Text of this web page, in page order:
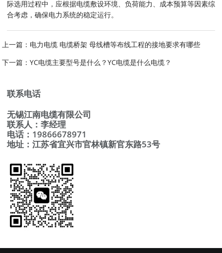
际选用过程中，应根据电缆敷设环境、负荷能力、成本预算等因素综
合考虑，确保电力系统的稳定运行。
上一篇： 电力电缆 电缆桥架 母线槽等布线工程的接地要求有哪些
下一篇： YC电缆主要型号是什么？YC电缆是什么电缆？
联系电话
无锡江南电缆有限公司
联系人：李经理
电话：19866678971
地址：江苏省宜兴市官林镇新官东路53号